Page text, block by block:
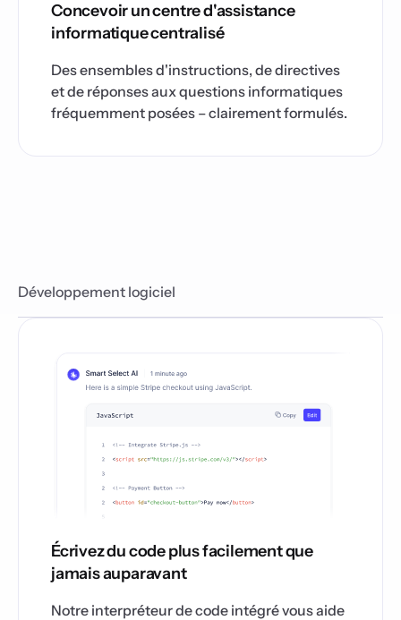
Concevoir un centre d'assistance
informatique centralisé
Des ensembles d'instructions, de directives
et de réponses aux questions informatiques
fréquemment posées – clairement formulés.
Développement logiciel
Écrivez du code plus facilement que
jamais auparavant
Notre interpréteur de code intégré vous aide